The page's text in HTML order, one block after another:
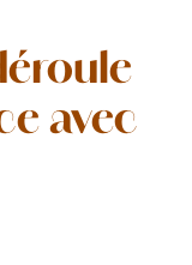
avec